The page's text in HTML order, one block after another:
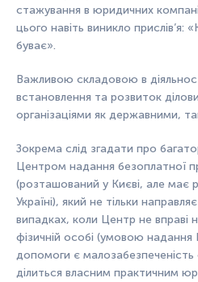
стажування в юридичних
цього навіть виникло прислів’я:
буває».
Важливою складовою в
встановлення та розвиток
організаціями як державними,
Зокрема слід згадати про
Центром надання безоплатної
(розташований у Києві, але має
Україні), який не тільки
випадках, коли Центр не вправі
фізичній особі (умовою
допомоги є малозабезпеченість
ділиться власним практичним